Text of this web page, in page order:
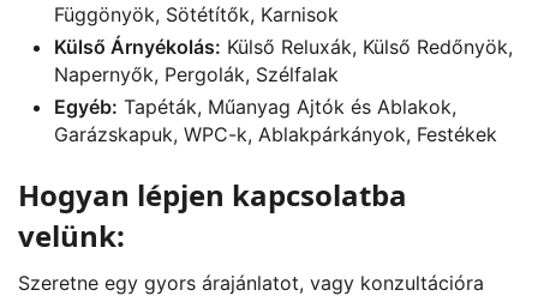
Függönyök, Sötétítők, Karnisok
Külső Árnyékolás: Külső Reluxák, Külső Redőnyök,
Napernyők, Pergolák, Szélfalak
Egyéb: Tapéták, Műanyag Ajtók és Ablakok,
Garázskapuk, WPC-k, Ablakpárkányok, Festékek
Hogyan lépjen kapcsolatba
velünk:
Szeretne egy gyors árajánlatot, vagy konzultációra